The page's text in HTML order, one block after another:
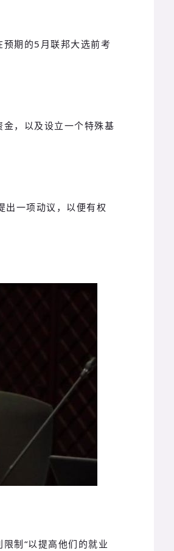
期的5月联邦大选前考
，以及设立一个特殊基
一项动议，以便有权
制“以提高他们的就业